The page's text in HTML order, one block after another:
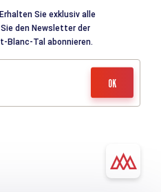
Sie exklusiv alle
den Newsletter der
Blanc-Tal abonnieren.